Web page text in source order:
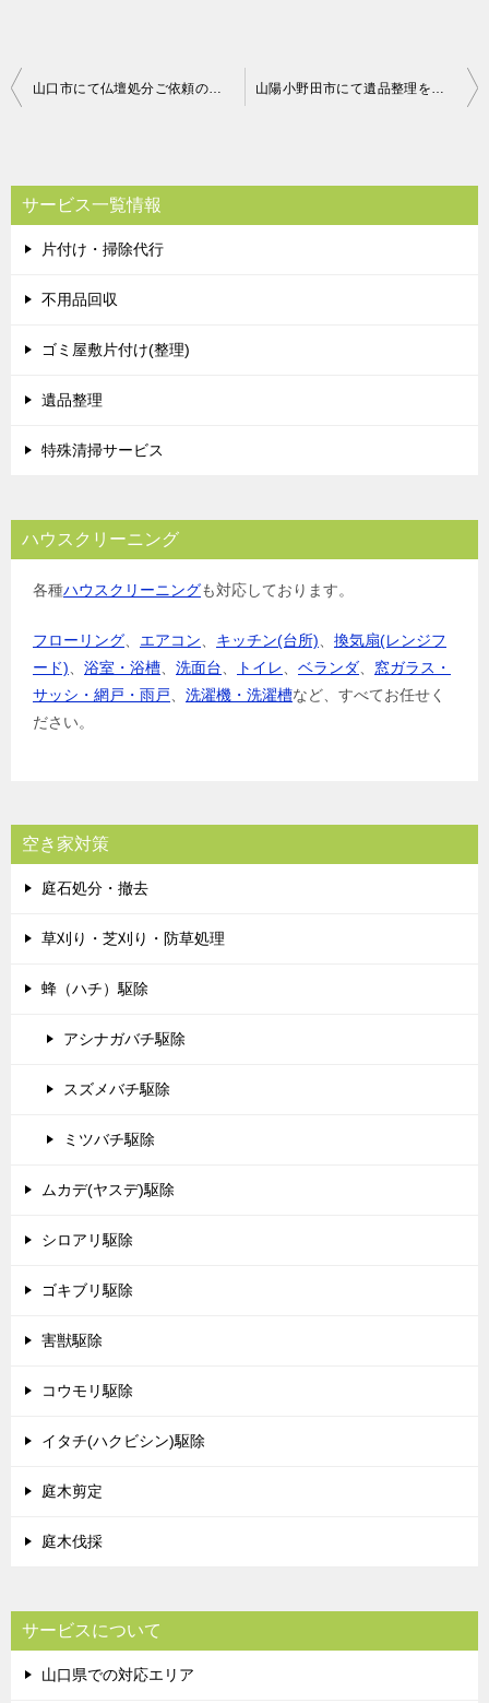
投
ビ
ゲ
ー
シ
山口市にて仏壇処分ご依頼の匿名希望様の声 山陽小野田市にて遺品整理を伴う不用品回収ご依頼の匿名希望様の声
サービス一覧情報
片付け・掃除代行
不用品回収
ゴミ屋敷片付け(整理)
遺品整理
特殊清掃サービス
ハウスクリーニング
各種ハウスクリーニングも対応しております。
フローリング、 エアコン、 キッチン(台所)、 換気扇(レンジフ
ード)、 浴室・浴槽、 洗面台、 トイレ、 ベランダ、 窓ガラス・
サッシ・網戸・雨戸、 洗濯機・洗濯槽など、すべてお任せく
ださい。
空き家対策
庭石処分・撤去
草刈り・芝刈り・防草処理
蜂（ハチ）駆除
アシナガバチ駆除
スズメバチ駆除
ミツバチ駆除
ムカデ(ヤスデ)駆除
シロアリ駆除
ゴキブリ駆除
害獣駆除
コウモリ駆除
イタチ(ハクビシン)駆除
庭木剪定
庭木伐採
サービスについて
山口県での対応エリア